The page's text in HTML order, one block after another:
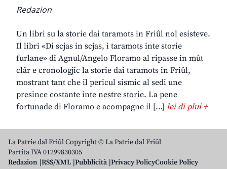
Redazion
Un libri su la storie dai taramots in Friûl nol esisteve.
Il libri «Di scjas in scjas, i taramots inte storie
furlane» di Agnul/Angelo Floramo al ripasse in mût
clâr e cronologjic la storie dai taramots in Friûl,
mostrant tant che il pericul sismic al sedi une
presince costante inte nestre storie. La pene
fortunade di Floramo e acompagne il […] lei di plui +
La Patrie dal Friûl Copyright © La Patrie dal Friûl
Partita IVA 01299830305
Redazion RSS/XML Pubblicità Privacy PolicyCookie Policy